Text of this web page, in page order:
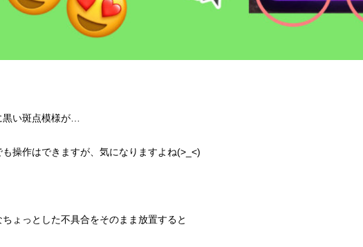
い斑点模様が…
も操作はできますが、気になりますよね(>_<)
ちょっとした不具合をそのまま放置すると